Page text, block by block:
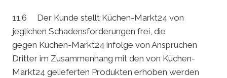
11.6 Der Kunde stellt Küchen-Markt24 von
jeglichen Schadensforderungen frei, die
gegen Küchen-Markt24 infolge von Ansprüchen
Dritter im Zusammenhang mit den von Küchen-
Markt24 gelieferten Produkten erhoben werden